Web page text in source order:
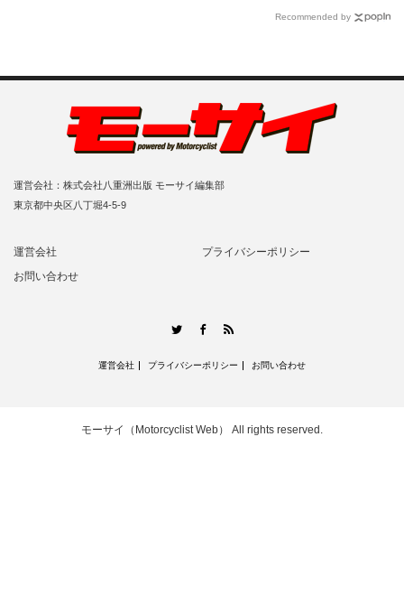
Recommended by
運営会社：株式会社八重洲出版 モーサイ編集部
東京都中央区八丁堀4-5-9
運営会社
プライバシーポリシー
お問い合わせ
TwitterFacebook
運営会社 プライバシーポリシー お問い合わせ
モーサイ（Motorcyclist Web） All rights reserved.